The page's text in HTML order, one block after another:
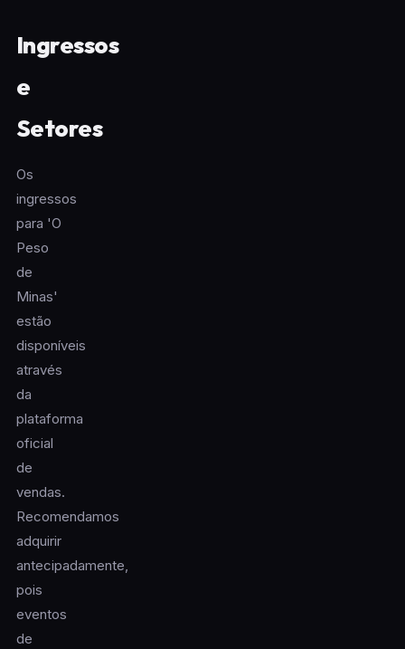
Ingressos
e
Setores
Os
ingressos
para 'O
Peso
de
Minas'
estão
disponíveis
através
da
plataforma
oficial
de
vendas.
Recomendamos
adquirir
antecipadamente,
pois
eventos
de